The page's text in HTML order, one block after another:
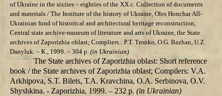
of Ukraine in the sixties – eighties of the ХХ c. Collection of documents
and materials / The Institute of the history of Ukraine, Oles Honchar All-
Ukrainian fund of historical and architectural heritage reconstruction,
Central state archive-museum of literature and arts of Ukraine, the State
archives of Zaporizhia oblast; Compliers.: P.T. Tronko, О.G. Bazhan, U.Z.
Danyluk. – К., 1999. – 304 p. (in Ukrainian)
The State archives of Zaporizhia oblast: Short reference
book / the State archives of Zaporizhia oblast; Compilers: V.А.
Arkhipova, S.T. Bilets, Т.А. Kravchina, О.А. Serbinova, О.V.
Shyshkina. - Zaporizhia, 1999. – 232 p. (in Ukrainian)